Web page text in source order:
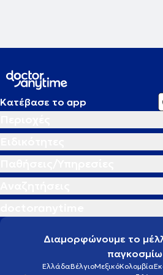
Κατέβασε το app
Διαμορφώνουμε το
ΕλλάδαΒέλγιοΜεξικόΚολομβία